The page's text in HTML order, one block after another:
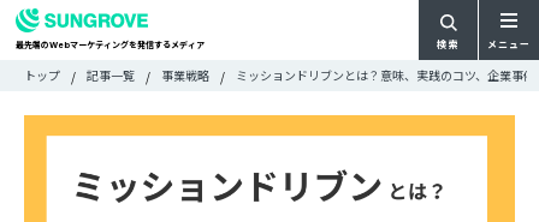
最先端のWebマーケティングを発信するメディア 検索 メニュー
CATEGORY
カテゴリで探す
TAG
検
検
トップ 記事一覧 事業戦略 ミッションドリブンとは？意味、実践のコツ、企業事